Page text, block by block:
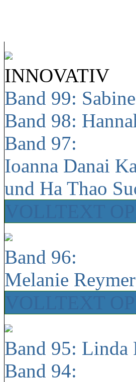
INNOVATIV
Band 99:
Band 98:
Band 97:
Ioanna Danai
und Ha Thao
Band 96:
Melanie Reymer
Band 95: Linda
Band 94: